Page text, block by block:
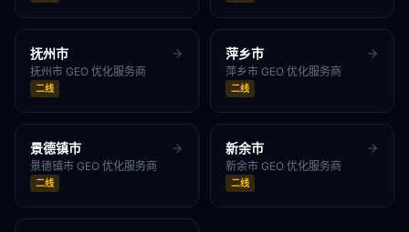
抚州市
抚州市 GEO 优化服务商
二线
萍乡市
萍乡市 GEO 优化服务商
二线
景德镇市
景德镇市 GEO 优化服务商
二线
新余市
新余市 GEO 优化服务商
二线